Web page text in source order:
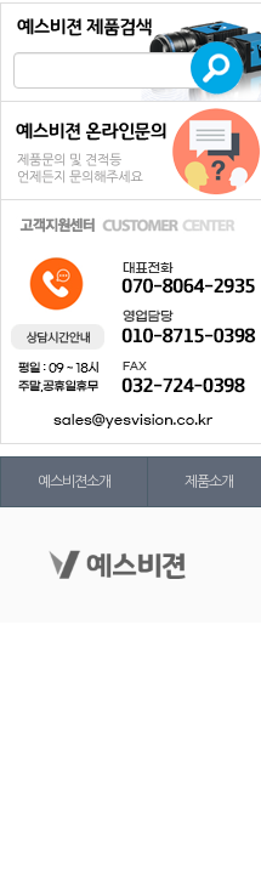
예스비젼소개 제품소개